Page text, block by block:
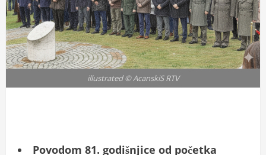
illustrated © AcanskiS RTV
Povodom 81. godišnjice od početka